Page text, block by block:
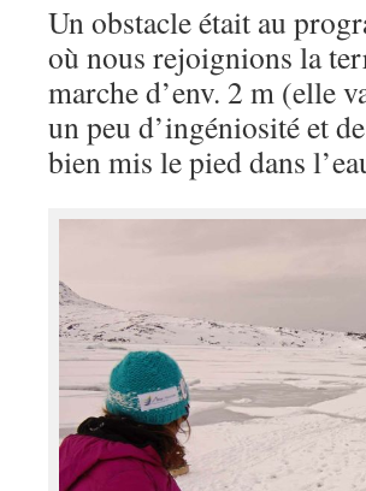
Un obstacle était au
où nous rejoignions la
marche d’env. 2 m (elle
un peu d’ingéniosité et
bien mis le pied dans